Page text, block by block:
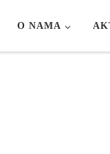
O NAMA